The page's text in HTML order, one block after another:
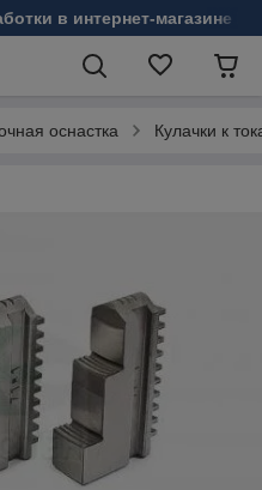
в интернет-магазине
оснастка Кулачки к